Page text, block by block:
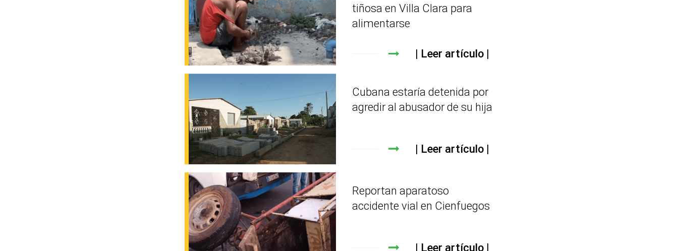
tiñosa en Villa Clara para
alimentarse
Leer artículo
Cubana estaría detenida por
agredir al abusador de su hija
Leer artículo
Reportan aparatoso
accidente vial en Cienfuegos
Leer artículo